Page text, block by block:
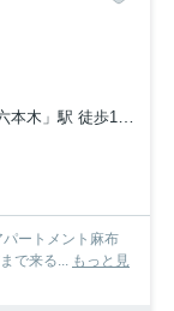
木」駅 徒歩12分
ートメント麻布
で来る...
もっと見